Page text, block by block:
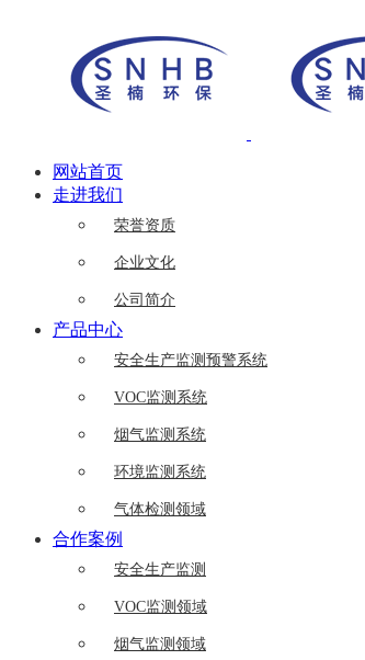
网站首页
走进我们
荣誉资质
企业文化
公司简介
产品中心
安全生产监测预警系统
VOC监测系统
烟气监测系统
环境监测系统
气体检测领域
合作案例
安全生产监测
VOC监测领域
烟气监测领域